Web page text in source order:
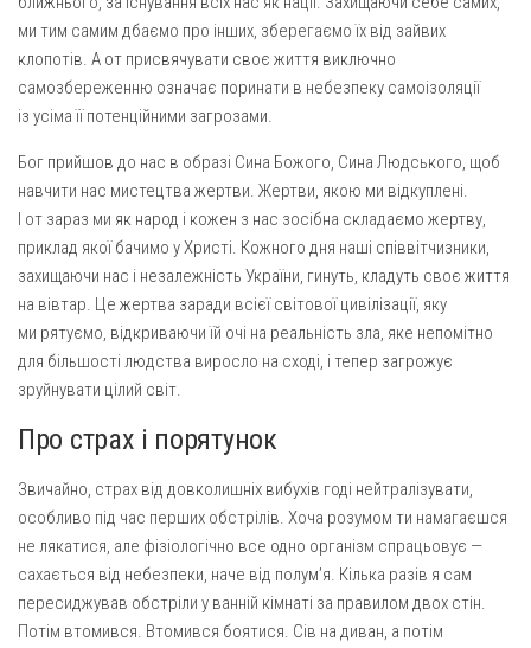
ми тим самим дбаємо про інших, зберегаємо їх від зайвих
клопотів. А от присвячувати своє життя виключно
самозбереженню означає поринати в небезпеку самоізоляції
із усіма її потенційними загрозами.
Бог прийшов до нас в образі Сина Божого, Сина Людського, щоб
навчити нас мистецтва жертви. Жертви, якою ми відкуплені.
І от зараз ми як народ і кожен з нас зосібна складаємо жертву,
приклад якої бачимо у Христі. Кожного дня наші співвітчизники,
захищаючи нас і незалежність України, гинуть, кладуть своє життя
на вівтар. Це жертва заради всієї світової цивілізації, яку
ми рятуємо, відкриваючи їй очі на реальність зла, яке непомітно
для більшості людства виросло на сході, і тепер загрожує
зруйнувати цілий світ.
Про страх і порятунок
Звичайно, страх від довколишніх вибухів годі нейтралізувати,
особливо під час перших обстрілів. Хоча розумом ти намагаєшся
не лякатися, але фізіологічно все одно організм спрацьовує —
сахається від небезпеки, наче від полум’я. Кілька разів я сам
пересиджував обстріли у ванній кімнаті за правилом двох стін.
Потім втомився. Втомився боятися. Сів на диван, а потім